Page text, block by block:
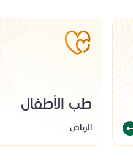
طب الأطفال
الرياض